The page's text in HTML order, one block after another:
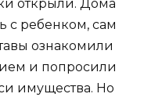
открыли. Дома
с ребенком, сам
ознакомили
и попросили
имущества. Но